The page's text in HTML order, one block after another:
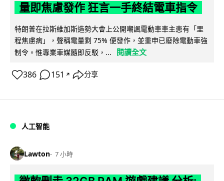
量即焦慮發作 狂言一手終結電車指令
特朗普在拉斯維加斯造勢大會上公開嘲諷電動車車主患有「里
程焦慮病」，聲稱電量剩 75% 便發作，並重申已廢除電動車強
制令。惟專業車媒隨即反駁，...
閱讀全文
386 151 ↗ 分享
人工智能
Lawton 7 小時